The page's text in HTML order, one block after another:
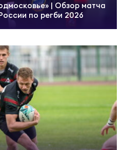
| Обзор матча
по регби 2026